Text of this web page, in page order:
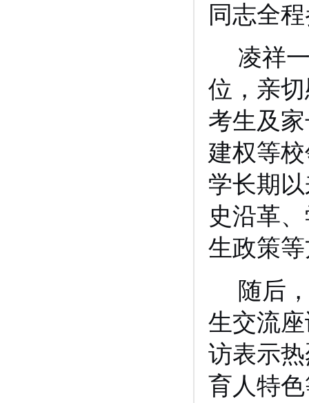
同志全
凌祥
位，亲
考生及
建权等
学长期
史沿革
生政策
随后
生交流
访表示
育人特